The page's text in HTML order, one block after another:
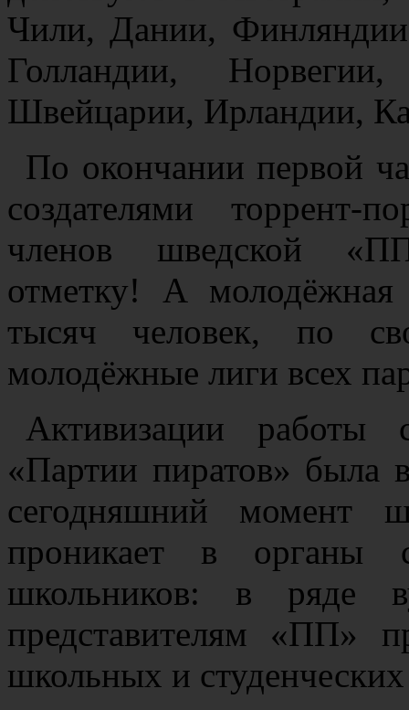
Чили, Дании,
Голландии,
Швейцарии, Ирландии,
По окончании первой
создателями торрент-
членов шведской
отметку! А
тысяч человек, по
молодёжные лиги всех
Активизации
«Партии пиратов» была
сегодняшний момент
проникает в органы
школьников: в ряде
представителям «ПП»
школьных и студенческих